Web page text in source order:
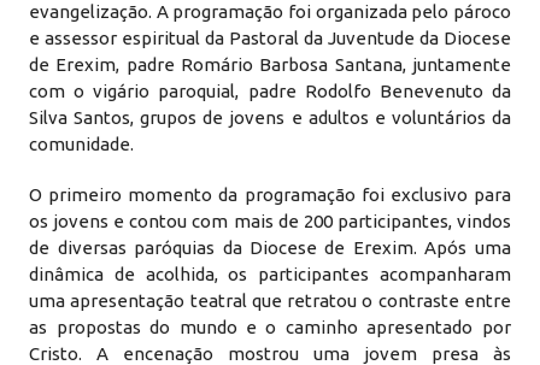
evangelização. A programação foi organizada pelo pároco
e assessor espiritual da Pastoral da Juventude da Diocese
de Erexim, padre Romário Barbosa Santana, juntamente
com o vigário paroquial, padre Rodolfo Benevenuto da
Silva Santos, grupos de jovens e adultos e voluntários da
comunidade.
O primeiro momento da programação foi exclusivo para
os jovens e contou com mais de 200 participantes, vindos
de diversas paróquias da Diocese de Erexim. Após uma
dinâmica de acolhida, os participantes acompanharam
uma apresentação teatral que retratou o contraste entre
as propostas do mundo e o caminho apresentado por
Cristo. A encenação mostrou uma jovem presa às